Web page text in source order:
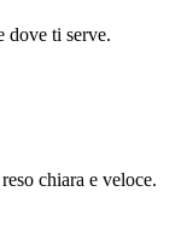
dove ti serve.
chiara e veloce.